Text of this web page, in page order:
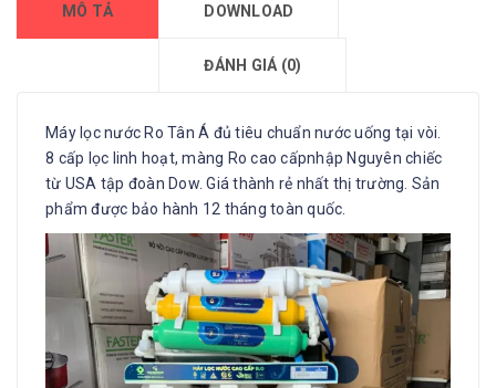
MÔ TẢ DOWNLOAD
ĐÁNH GIÁ (0)
Máy lọc nước Ro Tân Á đủ tiêu chuẩn nước uống tại vòi.
8 cấp lọc linh hoạt, màng Ro cao cấpnhập Nguyên chiếc
từ USA tập đoàn Dow. Giá thành rẻ nhất thị trường. Sản
phẩm được bảo hành 12 tháng toàn quốc.